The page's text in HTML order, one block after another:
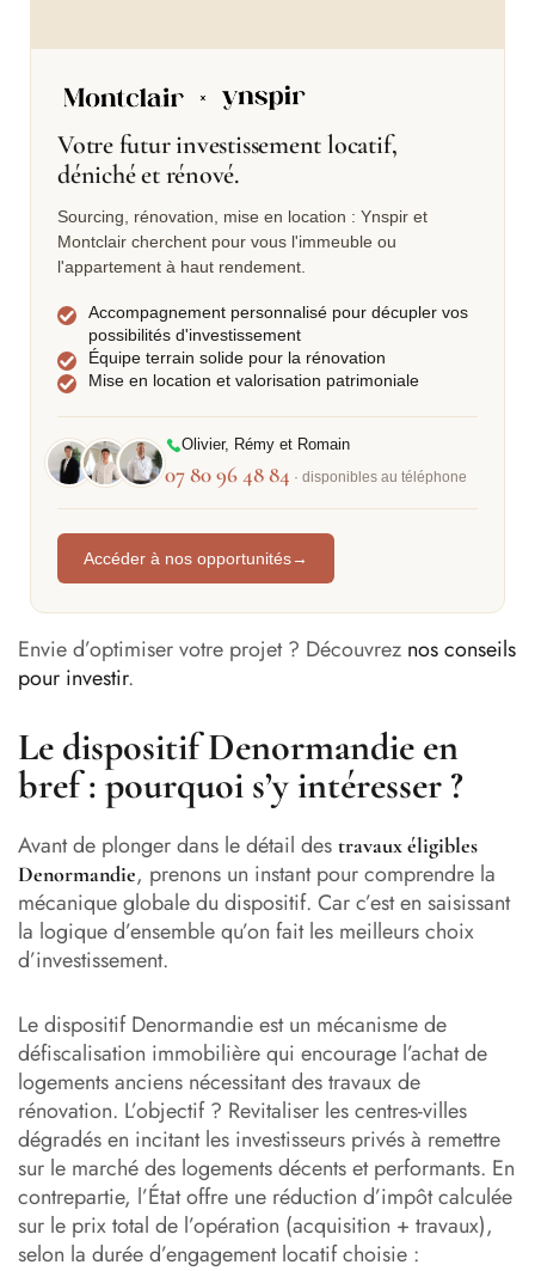
Votre futur investissement locatif,
déniché et rénové.
Sourcing, rénovation, mise en location : Ynspir et
Montclair cherchent pour vous l'immeuble ou
l'appartement à haut rendement.
Accompagnement personnalisé pour décupler vos
possibilités d'investissement
Équipe terrain solide pour la rénovation
Mise en location et valorisation patrimoniale
Olivier, Rémy et Romain
07 80 96 48 84 · disponibles au téléphone
Accéder à nos opportunités→
Envie d’optimiser votre projet ? Découvrez nos conseils
pour investir.
Le dispositif Denormandie en
bref : pourquoi s’y intéresser ?
Avant de plonger dans le détail des travaux éligibles
Denormandie, prenons un instant pour comprendre la
mécanique globale du dispositif. Car c’est en saisissant
la logique d’ensemble qu’on fait les meilleurs choix
d’investissement.
Le dispositif Denormandie est un mécanisme de
défiscalisation immobilière qui encourage l’achat de
logements anciens nécessitant des travaux de
rénovation. L’objectif ? Revitaliser les centres-villes
dégradés en incitant les investisseurs privés à remettre
sur le marché des logements décents et performants. En
contrepartie, l’État offre une réduction d’impôt calculée
sur le prix total de l’opération (acquisition + travaux),
selon la durée d’engagement locatif choisie :